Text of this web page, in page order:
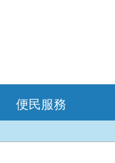
便民服務